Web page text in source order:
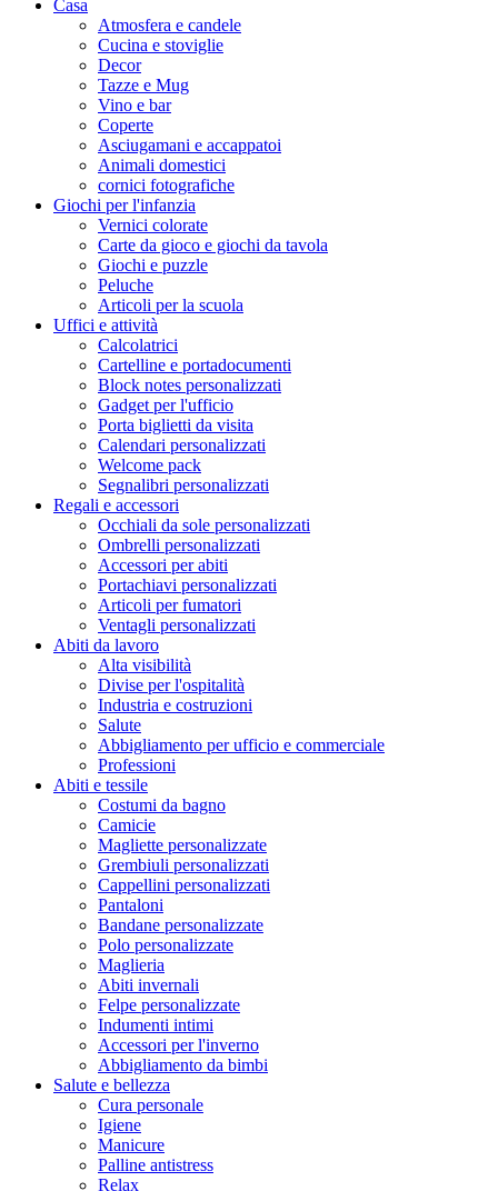
Casa
Atmosfera e candele
Cucina e stoviglie
Decor
Tazze e Mug
Vino e bar
Coperte
Asciugamani e accappatoi
Animali domestici
cornici fotografiche
Giochi per l'infanzia
Vernici colorate
Carte da gioco e giochi da tavola
Giochi e puzzle
Peluche
Articoli per la scuola
Uffici e attività
Calcolatrici
Cartelline e portadocumenti
Block notes personalizzati
Gadget per l'ufficio
Porta biglietti da visita
Calendari personalizzati
Welcome pack
Segnalibri personalizzati
Regali e accessori
Occhiali da sole personalizzati
Ombrelli personalizzati
Accessori per abiti
Portachiavi personalizzati
Articoli per fumatori
Ventagli personalizzati
Abiti da lavoro
Alta visibilità
Divise per l'ospitalità
Industria e costruzioni
Salute
Abbigliamento per ufficio e commerciale
Professioni
Abiti e tessile
Costumi da bagno
Camicie
Magliette personalizzate
Grembiuli personalizzati
Cappellini personalizzati
Pantaloni
Bandane personalizzate
Polo personalizzate
Maglieria
Abiti invernali
Felpe personalizzate
Indumenti intimi
Accessori per l'inverno
Abbigliamento da bimbi
Salute e bellezza
Cura personale
Igiene
Manicure
Palline antistress
Relax